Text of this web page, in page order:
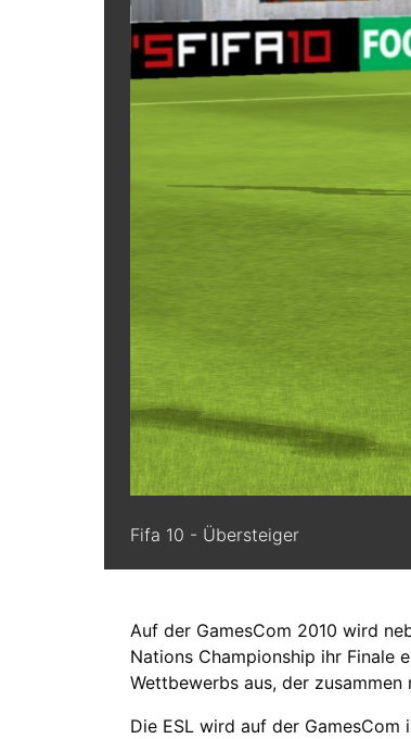
Fifa 10 - Übersteiger
Auf der GamesCom 2010 wird
Nations Championship ihr Finale
Wettbewerbs aus, der
Die ESL wird auf der GamesCom